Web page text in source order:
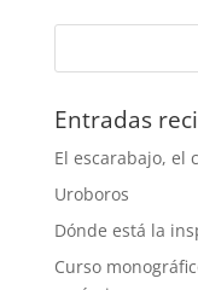
Entradas
El escarabajo, el
Uroboros
Dónde está la
Curso